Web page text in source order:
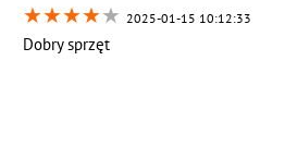
★★★★★ 2025-01-15 10:12:33
Dobry sprzęt